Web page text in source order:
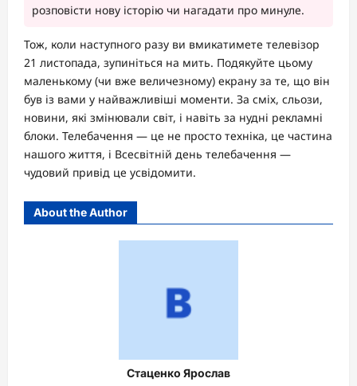
розповісти нову історію чи нагадати про минуле.
Тож, коли наступного разу ви вмикатимете телевізор
21 листопада, зупиніться на мить. Подякуйте цьому
маленькому (чи вже величезному) екрану за те, що він
був із вами у найважливіші моменти. За сміх, сльози,
новини, які змінювали світ, і навіть за нудні рекламні
блоки. Телебачення — це не просто техніка, це частина
нашого життя, і Всесвітній день телебачення —
чудовий привід це усвідомити.
About the Author
Стаценко Ярослав